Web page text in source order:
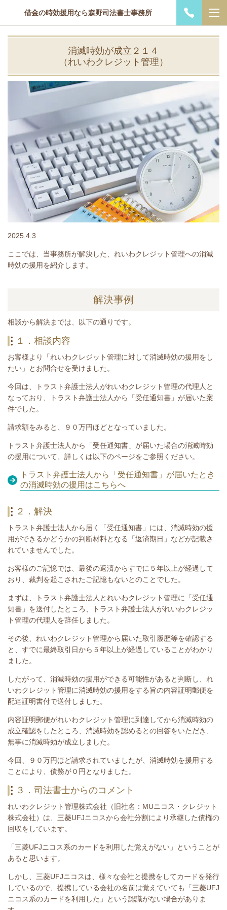
借金の時効援用なら森野司法書士事務所
消滅時効が成立２１４
（れいわクレジット管理）
2025.4.3
ここでは、当事務所が解決した、れいわクレジット管理への消滅
時効の援用を紹介します。
解決事例
相談から解決までは、以下の通りです。
１．相談内容
お客様より「れいわクレジット管理に対して消滅時効の援用をし
たい」とお問合せを受けました。
今回は、トラスト弁護士法人がれいわクレジット管理の代理人と
なっており、トラスト弁護士法人から「受任通知書」が届いた案
件でした。
請求額をみると、９０万円ほどとなっていました。
トラスト弁護士法人から 「受任通知書 」 が届いた場合の消滅時効
の援用について、詳しくは以下のページをご参照ください。
トラスト弁護士法人から「受任通知書」が届いたとき
の消滅時効の援用はこちらへ
２．解決
トラスト弁護士法人から届く 「受任通知書」 には、 消滅時効の援
用ができるかどうかの判断材料となる
「返済期日」などが記載さ
れていませんでした。
お客様のご記憶では、最後の返済からすでに５年以上が経過して
おり、 裁判を起こされたご記憶もないとのことでした。
まずは、トラスト弁護士法人とれいわクレジット管理に「受任通
知書」を送付したところ、トラスト弁護士法人がれいわクレジッ
ト管理の代理人を辞任しました。
その後、れいわクレジット管理から届いた取引履歴等を確認する
と、すでに最終取引日から５年以上が経過していることがわかり
ました。
したがって、消滅時効の援用ができる可能性があると判断し、れ
いわクレジット管理に消滅時効の援用をする旨の内容証明郵便を
配達証明書付で送付しました。
内容証明郵便がれいわクレジット管理に到達してから消滅時効の
成立確認をしたところ、消滅時効を認めるとの回答をいただき、
無事に消滅時効が成立しました。
今回、９０万円ほど請求されていましたが、消滅時効を援用する
ことにより、債務が０円となりました。
３．司法書士からのコメント
れいわクレジット管理株式会社（旧社名：MUニコス・クレジット
株式会社）は、三菱UFJニコスから会社分割により承継した債権の
回収をしています。
「三菱UFJニコス系のカードを利用した覚えがない」ということが
あると思います。
しかし、三菱UFJニコスは、様々な会社と提携をしてカードを発行
しているので、提携している会社の名前は覚えていても「三菱UFJ
ニコス系のカードを利用した 」という認識がない場合がありま